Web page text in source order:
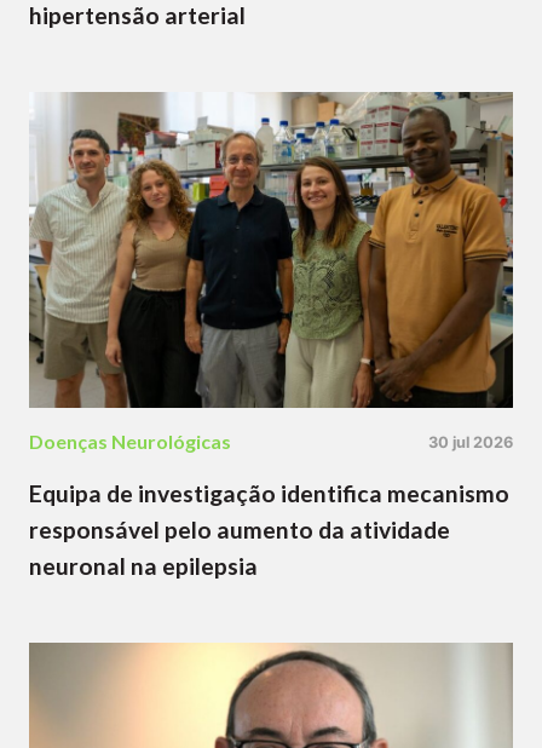
hipertensão arterial
Doenças Neurológicas 30 jul 2026
Equipa de investigação identifica mecanismo
responsável pelo aumento da atividade
neuronal na epilepsia